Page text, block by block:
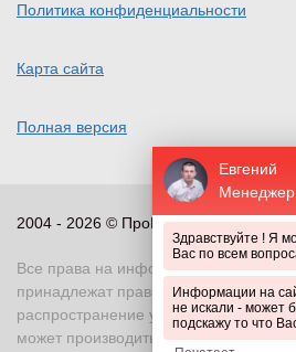
Евгений
Менеджер
Здравствуйте ! Я
Вас по всем
Информации на
не искали - может
подскажу то что
Политика конфиденциальности
Карта сайта
Полная версия
2004 - 2026 © ПроПериметр, все
Все права на информационные и
принадлежат правообладателю.
распространение указанных
может производиться только с